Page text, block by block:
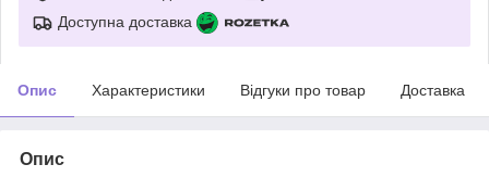
Доступна доставка
Опис Характеристики Відгуки про товар Доставка
Опис